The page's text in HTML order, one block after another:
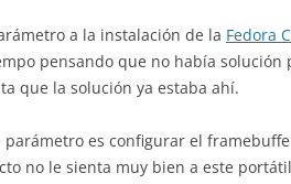
a la instalación de la Fedora
pensando que no había solución
que la solución ya estaba ahí.
es configurar el
no le sienta muy bien a este